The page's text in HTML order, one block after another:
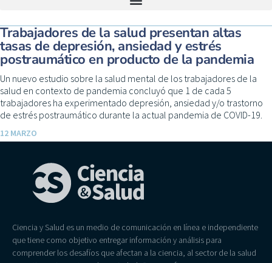
Trabajadores de la salud presentan altas
tasas de depresión, ansiedad y estrés
postraumático en producto de la pandemia
Un nuevo estudio sobre la salud mental de los trabajadores de la
salud en contexto de pandemia concluyó que 1 de cada 5
trabajadores ha experimentado depresión, ansiedad y/o trastorno
de estrés postraumático durante la actual pandemia de COVID-19.
12 MARZO
Ciencia y Salud es un medio de comunicación en línea e independiente
que tiene como objetivo entregar información y análisis para
comprender los desafíos que afectan a la ciencia, al sector de la salud